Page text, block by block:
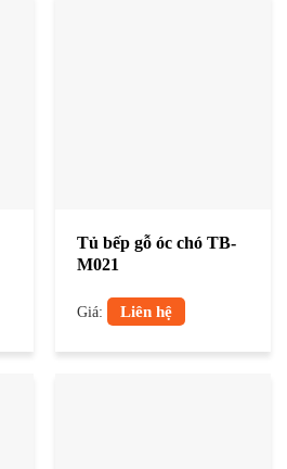
Tủ bếp gỗ óc chó TB-
M021
Giá: Liên hệ